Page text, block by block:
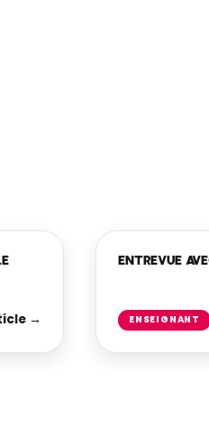
→
ENTREVUE
ENSEIGNANT